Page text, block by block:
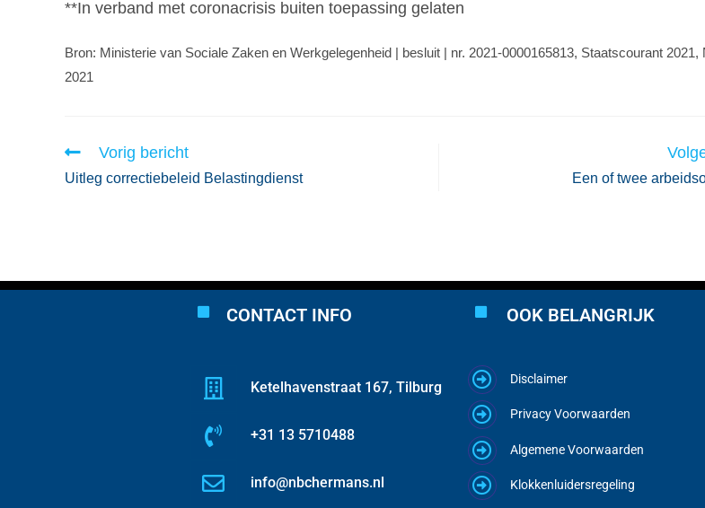
**In verband met coronacrisis buiten toepassing gelaten
Bron: Ministerie van Sociale Zaken en Werkgelegenheid | besluit | nr. 2021-0000165813, Staatscourant 2021,
2021
Vorig bericht
Uitleg correctiebeleid Belastingdienst Een of twee
CONTACT INFO
Ketelhavenstraat 167, Tilburg
+31 13 5710488
info@nbchermans.nl
OOK BELANGRIJK
Disclaimer
Privacy Voorwaarden
Algemene Voorwaarden
Klokkenluidersregeling